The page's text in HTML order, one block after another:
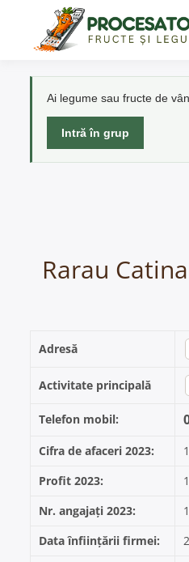
content
Ai legume sau fructe de
Intră în grup
Rarau
Adresă
Activitate principală
Telefon mobil:
Cifra de afaceri 2023:
Profit 2023:
Nr. angajați 2023:
1
Data înființării firmei: